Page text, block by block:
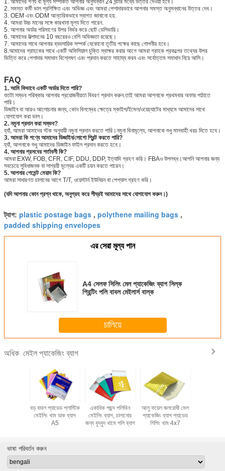
1. আমাদের পণ্য বা মূল্য সম্পর্কিত আপনার অনুসন্ধান 24 ঘন্টার মধ্যে উত্তর দেওয়া হবে।
2. সমস্ত কর্মী ভাল প্রশিক্ষিত এবং অভিজ্ঞ এবং আমরা পেশাদারভাবে আপনার সমস্ত অনুসন্ধানের উত্তর দেব।
3. OEM এবং ODM আন্তরিকভাবে স্বাগত জানানো হয়.
4. আমরা উচ্চ মানের সঙ্গে কারখানা মূল্য দিতে পারেন.
5. আপনার অর্ডার পরিমাণের উপর নির্ভর করে ছোট ডেলিভারি।
6. আমাদের উত্পাদনের 10 বছরেরও বেশি অভিজ্ঞতা রয়েছে।
7. আমাদের সাথে আপনার ব্যবসায়িক সম্পর্ক যেকোনো তৃতীয় পক্ষের কাছে গোপনীয় হবে।
8.আমাদের গ্রাহকের সাথে একটি অফিসিয়াল চুক্তি স্বাক্ষর করার আগে আমরা গ্রাহক প্রকল্পের তথ্যের উপর
ভিত্তি করে পেশাদার সমাধান বিশ্লেষণ এবং প্রদান করতে সাহায্য করব এবং সর্বোত্তম সমাধান নিয়ে আসি।
FAQ
1. আমি কিভাবে একটি অর্ডার দিতে পারি?
যতটা সম্ভব পরিষ্কার আপনার প্রয়োজনীয়তা বিবরণ প্রদান করুন.তাই আমরা আপনাকে প্রথমবার অফার পাঠাতে
পারি।
ডিজাইন বা আরও আলোচনার জন্য, কোন বিলম্বের ক্ষেত্রে স্কাইপ/ইমেল/ওয়েচ্যাটের মাধ্যমে আমাদের সাথে
যোগাযোগ করা ভাল।
2. নমুনা প্রদান করা সম্ভব?
হ্যাঁ, আমরা আমাদের স্টক অনুযায়ী নমুনা প্রদান করতে পারি।নমুনা বিনামূল্যে, আপনাকে শুধু মালবাহী খরচ দিতে হবে।
3. আমরা কি পণ্যে আমাদের ডিজাইন/লোগো প্রিন্ট করতে পারি?
হ্যাঁ, আপনাকে শুধু আমাদের ডিজাইন ফাইল প্রদান করতে হবে।
4. আপনার প্রসবের শর্তাবলী কি?
আমরা EXW, FOB, CFR, CIF, DDU, DDP, ইত্যাদি গ্রহণ করি। FBAও উপলব্ধ।আপনি আপনার জন্য
সবচেয়ে সুবিধাজনক বা সাশ্রয়ী মূল্যের একটি চয়ন করতে পারেন।
5. আপনার পেমেন্ট মেয়াদ কি?
আমরা সাধারণত চালানের আগে T/T, ওয়েস্টার্ন ইউনিয়ন বা পেপ্যাল ​​গ্রহণ করি।
(যদি আপনার কোন প্রশ্ন থাকে, অনুগ্রহ করে শীঘ্রই আমাদের সাথে যোগাযোগ করুন।)
ট্যাগ: plastic postage bags , polythene mailing bags ,
padded shipping envelopes
এর সেরা মূল্য পান
A4 সেলফ সিলিং মেল প্যাকেজিং ব্যাগ সিল্ক
প্রিন্টিং পলি বাবল মেইলার্স বাল্ক
চালিয়ে
অধিক মেইল প্যাকেজিং ব্যাগ
বড় বাবল প্যাডেড প্লাস্টিক
মেইলিং খাম ডাক ব্যাগ
A5
একাধিক পছন্দ পলিথিন
মেইলিং ব্যাগ, চালানোর
জন্য বুদ্বুদ খামে পলি ব্যাগ
আলু ফয়েল জলরোধী মেল
প্যাকেজিং ব্যাগ প্যাডেড
শিপিং খাম 4x7
ভাষা পরিবর্তন করুন